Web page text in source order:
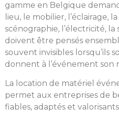
gamme en Belgique
lieu, le mobilier, l’éclairage,
scénographie, l’électricité,
doivent être pensés
souvent invisibles lorsqu’ils
donnent à l’événement son
La location de matériel
permet aux entreprises de
fiables, adaptés et